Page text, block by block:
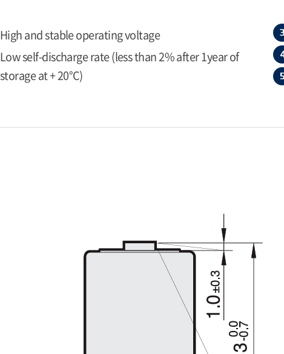
High and stable operating voltage
Low self-discharge rate (less than 2% after 1year of
storage at + 20°C)